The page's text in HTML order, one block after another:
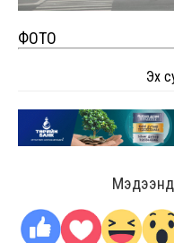
ФОТО
Эх
Мэдээнд